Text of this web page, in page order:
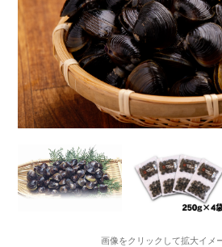
画像をクリックして拡大イメ